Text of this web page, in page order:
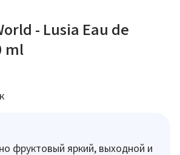
- Lusia Eau de
ml
фруктовый яркий, выходной и